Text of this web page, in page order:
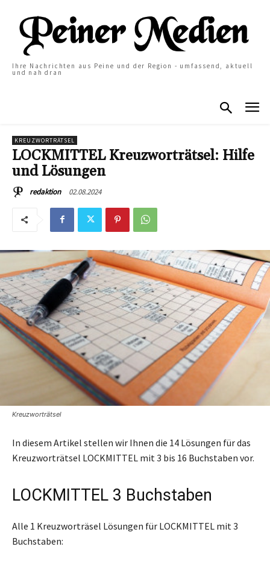
Ihre Nachrichten aus Peine und der Region - umfassend, aktuell
und nah dran
KREUZWORTRÄTSEL
LOCKMITTEL Kreuzworträtsel: Hilfe
und Lösungen
redaktion 02.08.2024
Kreuzworträtsel
In diesem Artikel stellen wir Ihnen die 14 Lösungen für das
Kreuzworträtsel LOCKMITTEL mit 3 bis 16 Buchstaben vor.
LOCKMITTEL 3 Buchstaben
Alle 1 Kreuzworträsel Lösungen für LOCKMITTEL mit 3
Buchstaben: